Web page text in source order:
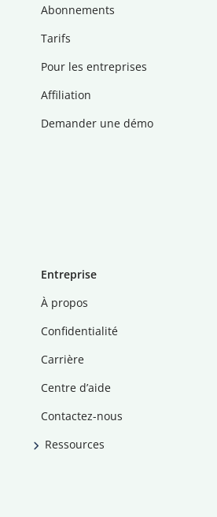
Abonnements
Tarifs
Pour les entreprises
Affiliation
Demander une démo
Entreprise
À propos
Confidentialité
Carrière
Centre d’aide
Contactez-nous
Ressources